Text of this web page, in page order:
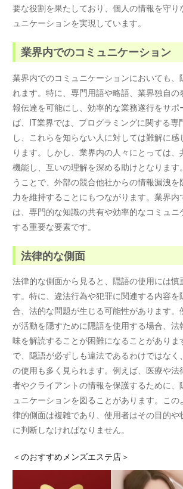
要な役割を果たしており、個人の情報を守り
ュニケーションを実現しています。
業界内でのコミュニケーション
業界内でのコミュニケーションにおいても、
れます。特に、専門用語や略語、業界独自
報伝達を可能にし、効率的な業務遂行をサポ
ば、IT業界では、プログラミングに関する専
し、これらを知らない人に対しては難解に感
ります。しかし、業界内の人々にとっては、
機能し、互いの理解を深める助けとなります
うことで、外部の競合他社からの情報漏洩
力を維持することにもつながります。業界内
は、専門的な知識の共有や効率的なコミュニ
する重要な要素です。
法律的な側面
法律的な側面から見ると、隠語の使用には慎
す。特に、違法行為や犯罪に関連する内容を
合、法的な問題が生じる可能性があります。
が活動を隠すために隠語を使用する場合、
味を解読することが困難になることがありま
で、隠語が必ずしも違法であるわけではな
の使用も多く見られます。例えば、医療や法
者やクライアントの情報を保護するために、
ュニケーションを図ることがあります。こ
律的側面は複雑であり、使用者はその目的や
に判断しなければなりません。
＜のおすすめメンズエステ店＞